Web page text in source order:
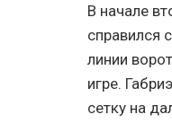
В начале
справился
линии
игре.
сетку на